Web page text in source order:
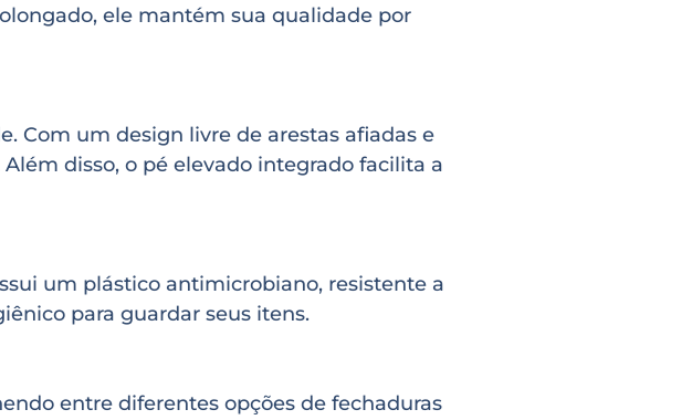
ele mantém sua qualidade por
Com um design livre de arestas afiadas e
disso, o pé elevado integrado facilita a
um plástico antimicrobiano, resistente a
para guardar seus itens.
entre diferentes opções de fechaduras